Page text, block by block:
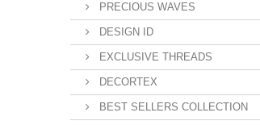
PRECIOUS WAVES
DESIGN ID
EXCLUSIVE THREADS
DECORTEX
BEST SELLERS COLLECTION